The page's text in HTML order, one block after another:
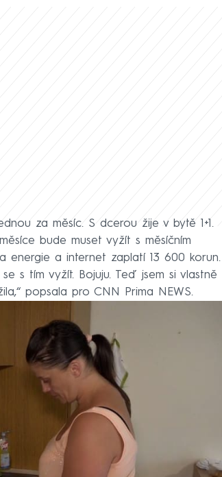
za měsíc. S dcerou žije v bytě 1+1.
bude muset vyžít s měsíčním
energie a internet zaplatí 13 600 korun.
s tím vyžít. Bojuju. Teď jsem si vlastně
popsala pro CNN Prima NEWS.